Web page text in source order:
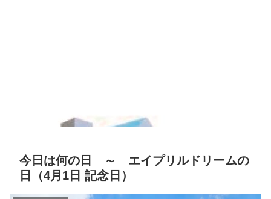
今日は何の日 ～ エイプリルドリームの
日（4月1日 記念日）